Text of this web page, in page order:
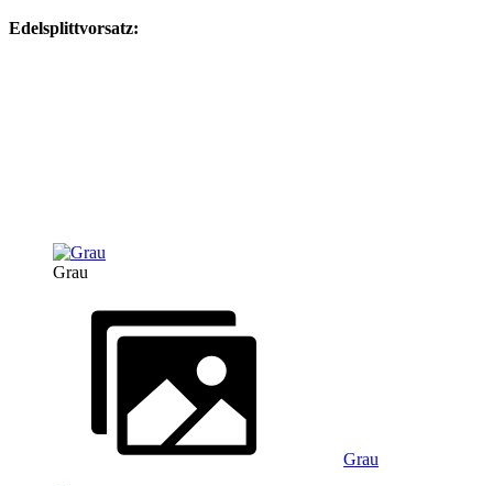
Edelsplittvorsatz:
Grau
Grau